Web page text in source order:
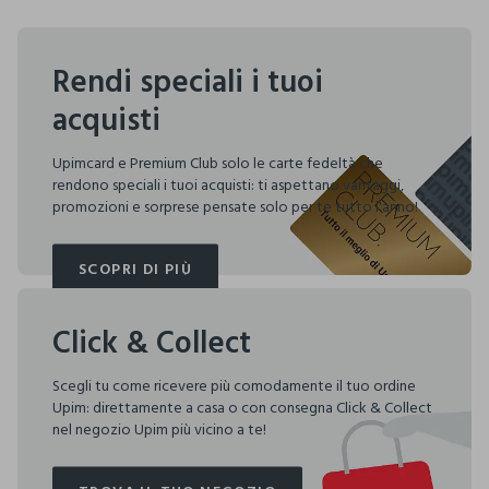
Rendi speciali i tuoi
acquisti
Upimcard e Premium Club solo le carte fedeltà che
rendono speciali i tuoi acquisti: ti aspettano vantaggi,
promozioni e sorprese pensate solo per te tutto l'anno!
SCOPRI DI PIÙ
SCOPRI DI PIÙ
Click & Collect
Scegli tu come ricevere più comodamente il tuo ordine
Upim: direttamente a casa o con consegna Click & Collect
nel negozio Upim più vicino a te!